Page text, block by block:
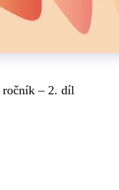
ročník – 2. díl